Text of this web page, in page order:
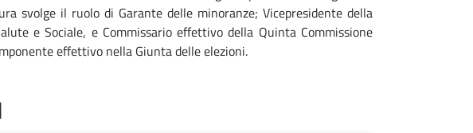
svolge il ruolo di Garante delle minoranze; Vicepresidente della
e Sociale, e Commissario effettivo della Quinta Commissione
effettivo nella Giunta delle elezioni.